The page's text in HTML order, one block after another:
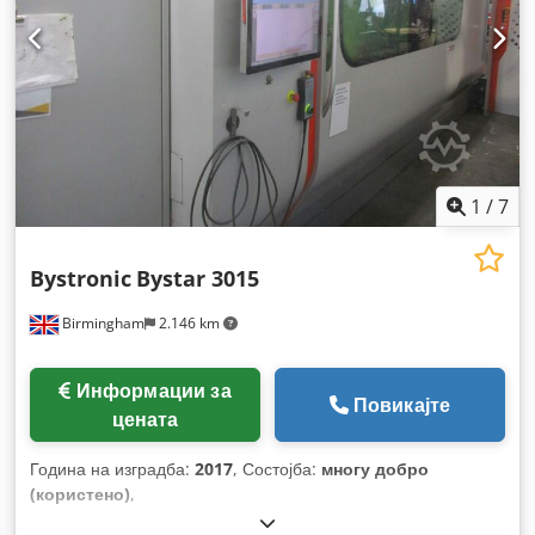
1 /7
Birmingham 2.146 km
Bystronic Bystar 3015
цената
Повикајте
Година на изградба: 2017, Состојба: многу добро
(користено),